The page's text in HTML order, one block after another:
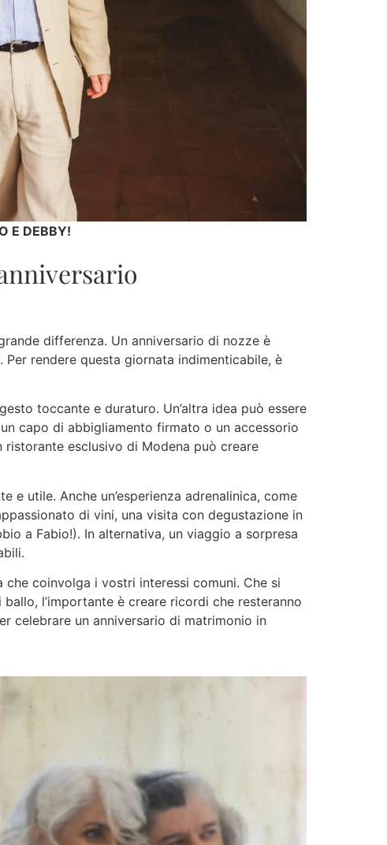
E DEBBY!
differenza. Un anniversario di nozze è
rendere questa giornata indimenticabile, è
toccante e duraturo. Un’altra idea può essere
capo di abbigliamento firmato o un accessorio
esclusivo di Modena può creare
utile. Anche un’esperienza adrenalinica, come
di vini, una visita con degustazione in
a Fabio!). In alternativa, un viaggio a sorpresa
coinvolga i vostri interessi comuni. Che si
l’importante è creare ricordi che resteranno
celebrare un anniversario di matrimonio in